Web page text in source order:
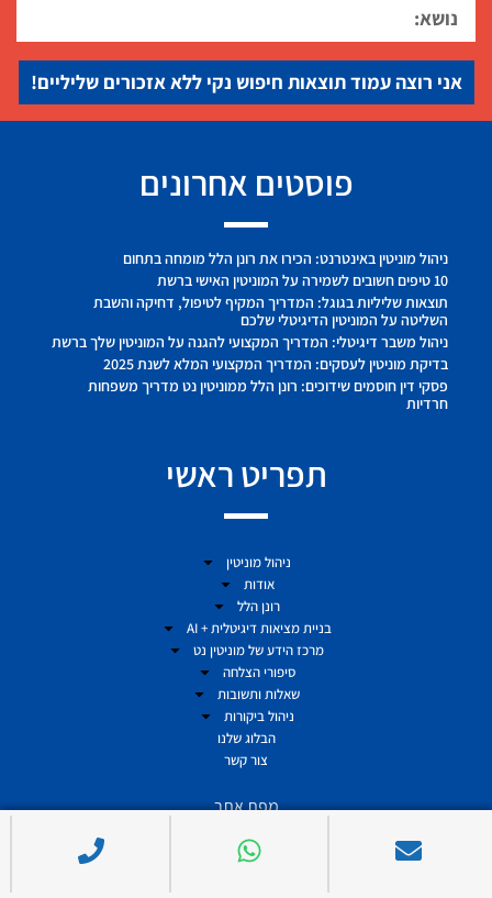
אני רוצה עמוד תוצאות חיפוש נקי ללא אזכורים שליליים!
פוסטים אחרונים
ניהול מוניטין באינטרנט: הכירו את רונן הלל מומחה בתחום
10 טיפים חשובים לשמירה על המוניטין האישי ברשת
תוצאות שליליות בגוגל: המדריך המקיף לטיפול, דחיקה והשבת
השליטה על המוניטין הדיגיטלי שלכם
ניהול משבר דיגיטלי: המדריך המקצועי להגנה על המוניטין שלך ברשת
בדיקת מוניטין לעסקים: המדריך המקצועי המלא לשנת 2025
פסקי דין חוסמים שידוכים: רונן הלל ממוניטין נט מדריך משפחות
חרדיות
תפריט ראשי
ניהול מוניטין
אודות
רונן הלל
בניית מציאות דיגיטלית + AI
מרכז הידע של מוניטין נט
סיפורי הצלחה
שאלות ותשובות
ניהול ביקורות
הבלוג שלנו
צור קשר
מפת אתר
ניהול מוניטין באינטרנט | Monitin Net